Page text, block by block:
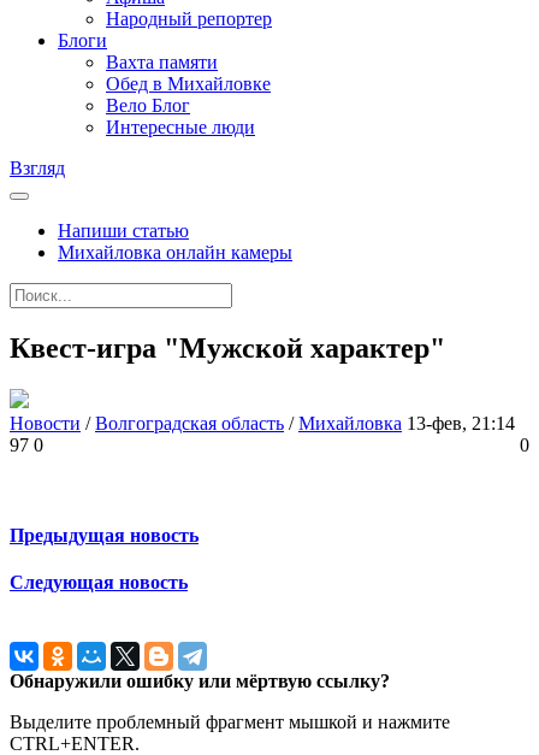
Народный репортер
Блоги
Вахта памяти
Обед в Михайловке
Вело Блог
Интересные люди
Взгляд
Напиши статью
Михайловка онлайн камеры
Квест-игра "Мужской характер"
Новости /Волгоградская область /Михайловка 13-фев, 21:14
97 0 0
Предыдущая новость
Следующая новость
Обнаружили ошибку или мёртвую ссылку?
Выделите проблемный фрагмент мышкой и нажмите
CTRL+ENTER.